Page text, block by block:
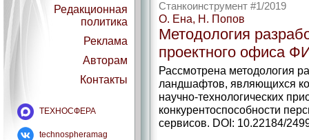
Редакционная
политика
Реклама
Авторам
Контакты
ТЕХНОСФЕРА
technospheramag
Станкоинструмент #1/2019
О. Ена, Н. Попов
Методология
проектного офиса
Рассмотрена методология
ландшафтов, являющихся
научно-технологических
конкурентоспособности
сервисов. DOI: 10.22184/